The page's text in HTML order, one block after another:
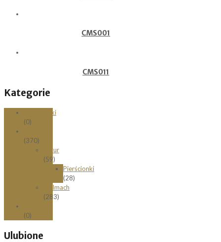
CMS001
CMS011
Kategorie
Bransoletki
(0)
(370)
Łazur
(59)
Pierścionki
(28)
Stelmach
(283)
(0)
Ulubione